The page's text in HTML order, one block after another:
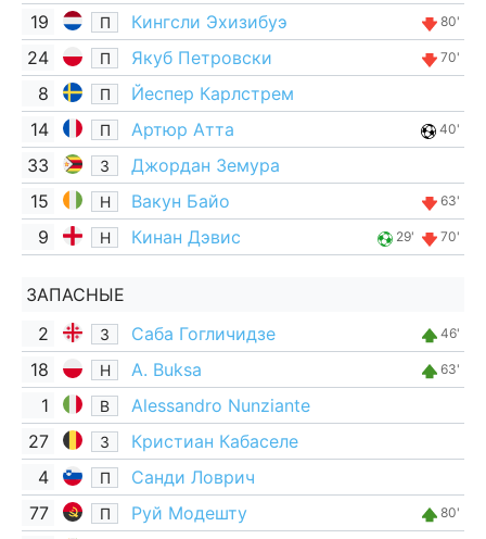
19
П Кингсли Эхизибуэ 80'
24 П Якуб Петровски 70'
8 П
Йеспер Карлстрем
14
П Артюр Атта 40'
33 З
Джордан Земура
15
Н Вакун Байо 63'
9 Н Кинан Дэвис 29' 70'
ЗАПАСНЫЕ
2
З Саба Гогличидзе 46'
18 Н A. Buksa 63'
1 В
Alessandro Nunziante
27
З
Кристиан Кабаселе
4
П
Санди Ловрич
77
П Руй Модешту 80'